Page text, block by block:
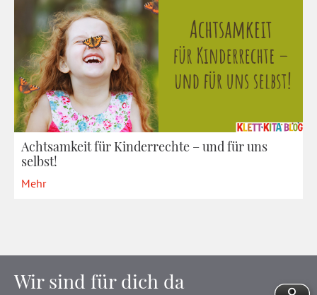
Achtsamkeit für Kinderrechte – und für uns
selbst!
Mehr
Wir sind für dich da